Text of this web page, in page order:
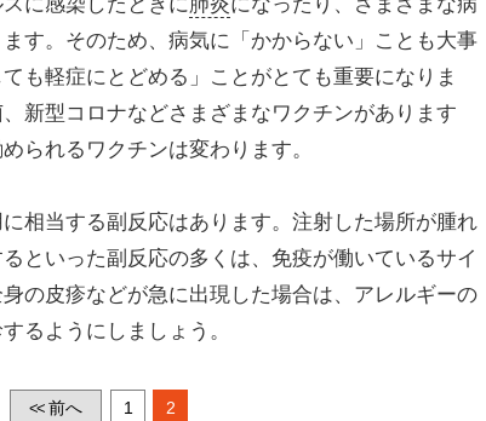
す。そのため、病気に「かからない」ことも大事
も軽症にとどめる」ことがとても重要になりま
新型コロナなどさまざまなワクチンがあります
られるワクチンは変わります。
相当する副反応はあります。注射した場所が腫れ
といった副反応の多くは、免疫が働いているサイ
の皮疹などが急に出現した場合は、アレルギーの
るようにしましょう。
<<前へ 1 2